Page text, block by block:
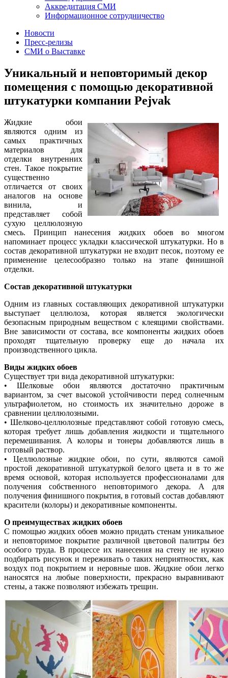
Аккредитация СМИ
Информационное сотрудничество
Новости
Пресс-релизы
СМИ о Выставке
Уникальный и неповторимый декор
помещения с помощью декоративной
штукатурки компании Pejvak
Жидкие обои
являются одним из
самых практичных
материалов для
отделки внутренних
стен. Такое покрытие
существенно
отличается от своих
аналогов на основе
винила, и
представляет собой
сухую целлюлозную
смесь. Принцип нанесения жидких обоев во многом
напоминает процесс укладки классической штукатурки. Но в
состав декоративной штукатурки не входит песок, поэтому ее
применение целесообразно только на этапе финишной
отделки.
Состав декоративной штукатурки
Одним из главных составляющих декоративной штукатурки
выступает целлюлоза, которая является экологически
безопасным природным веществом с клеящими свойствами.
Вне зависимости от состава, все компоненты жидких обоев
проходят тщательную проверку еще до начала их
производственного цикла.
Виды жидких обоев
Существует три вида декоративной штукатурки:
• Шелковые обои являются достаточно практичным
вариантом, за счет высокой устойчивости перед солнечным
ультрафиолетом, но стоимость их значительно дороже в
сравнении целлюлозными.
• Шелково-целлюлозные представляют собой готовую смесь,
которая требует лишь добавления жидкости и тщательного
перемешивания. А колоры и тонеры добавляются лишь в
готовый раствор.
• Целлюлозные жидкие обои, по сути, являются самой
простой декоративной штукатуркой белого цвета и в то же
время основой, которая используется профессионалами для
получения собственного неповторимого декора. А для
получения финишного покрытия, в готовый состав добавляют
красители (колоры) и декоративные компоненты.
О преимуществах жидких обоев
С помощью жидких обоев можно придать стенам уникальное
и неповторимое покрытие различной цветовой палитры без
особого труда. В процессе их нанесения на стену не нужно
подбирать рисунок и переживать о таких неприятностях, как
воздух под покрытием и неровные шов. Жидкие обои легко
наносятся на любые поверхности, прекрасно выравнивают
стены, а также позволяют избежать трещин.